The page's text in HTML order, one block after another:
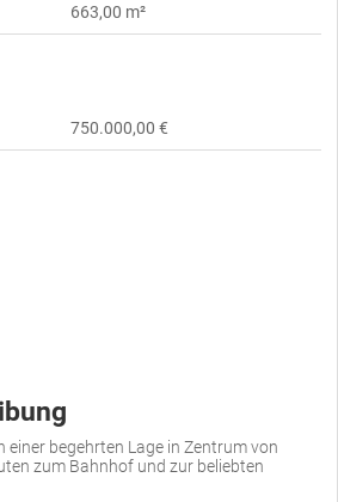
663,00 m²
750.000,00 €
einer begehrten Lage in Zentrum von
zum Bahnhof und zur beliebten